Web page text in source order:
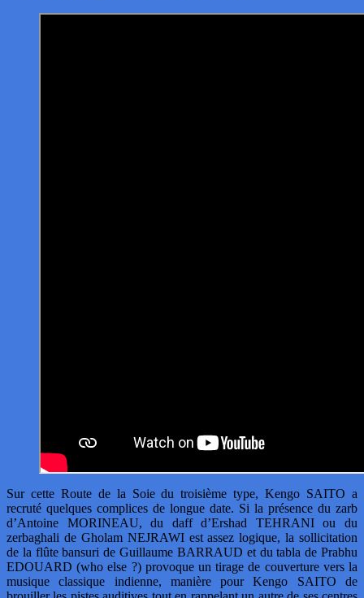
Sur cette Route de la Soie du troisième type, Kengo SAITO a
recruté quelques complices de longue date. Si la présence du zarb
d’Antoine MORINEAU, du daff d’Ershad TEHRANI ou du
zerbaghali de Gholam NEJRAWI est assez logique, la sollicitation
de la flûte bansuri de Guillaume BARRAUD et du tabla de Prabhu
EDOUARD (who else ?) provoque un tirage de couverture vers la
musique classique indienne, manière pour Kengo SAITO de